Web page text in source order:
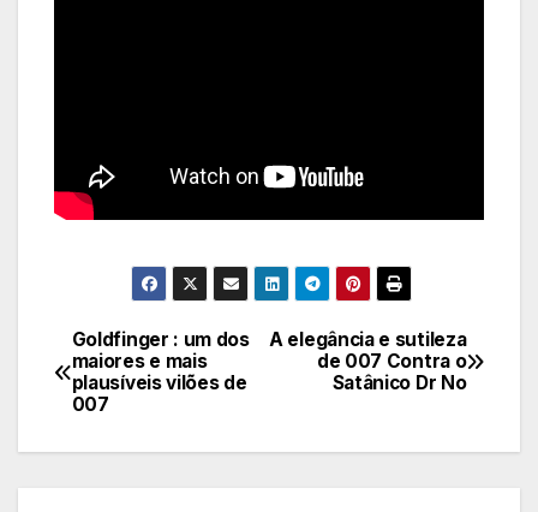
Navegação
de
Post
A elegância e sutileza
de 007 Contra o
Satânico Dr No
Goldfinger : um dos
maiores e mais
plausíveis vilões de
007